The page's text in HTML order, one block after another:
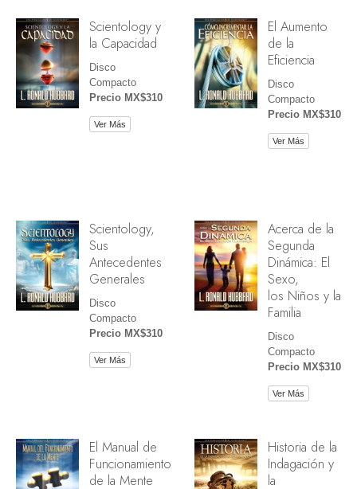
Scientology y
la Capacidad
Disco
Compacto
Precio MX$310
Ver Más
El Aumento
de la
Eficiencia
Disco
Compacto
Precio MX$310
Ver Más
Scientology,
Sus
Antecedentes
Generales
Disco
Compacto
Precio MX$310
Ver Más
Acerca de la
Segunda
Dinámica: El
Sexo,
los Niños y la
Familia
Disco
Compacto
Precio MX$310
Ver Más
El Manual de
Funcionamiento
de la Mente
Historia de la
Indagación y
la